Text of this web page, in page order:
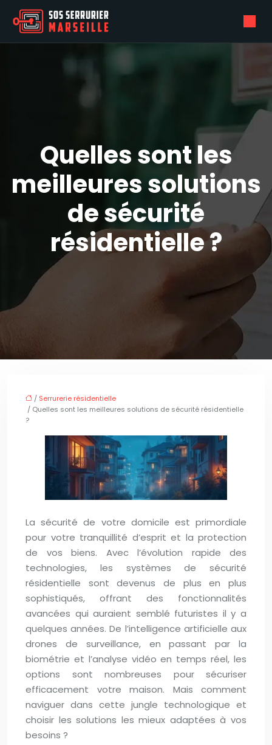
Quelles sont les
meilleures solutions
de sécurité
résidentielle ?
/ Serrurerie résidentielle
/ Quelles sont les meilleures solutions de sécurité résidentielle
?
La sécurité de votre domicile est primordiale
pour votre tranquillité d’esprit et la protection
de vos biens. Avec l’évolution rapide des
technologies, les systèmes de sécurité
résidentielle sont devenus de plus en plus
sophistiqués, offrant des fonctionnalités
avancées qui auraient semblé futuristes il y a
quelques années. De l’intelligence artificielle aux
drones de surveillance, en passant par la
biométrie et l’analyse vidéo en temps réel, les
options sont nombreuses pour sécuriser
efficacement votre maison. Mais comment
naviguer dans cette jungle technologique et
choisir les solutions les mieux adaptées à vos
besoins ?